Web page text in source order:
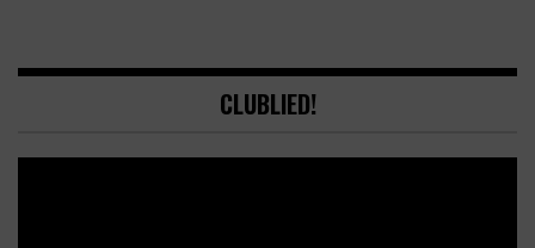
CLUBLIED!